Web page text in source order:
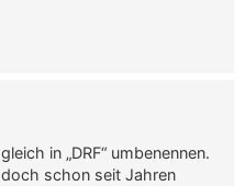
in „DRF“ umbenennen.
schon seit Jahren